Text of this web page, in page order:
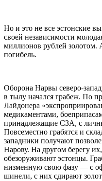
Но и это не все эстонские
своей независимости
миллионов рублей золотом.
погибель.
Оборона Нарвы северо-
в тылу начался грабеж. По
Лайдонера
медикаментами,
принадлежащие СЗА, с
Повсеместно грабятся и
западники получают
Нарову. На другом берегу
обезоруживают эстонцы.
низменную свою фазу — с
шинели, с них сдирают